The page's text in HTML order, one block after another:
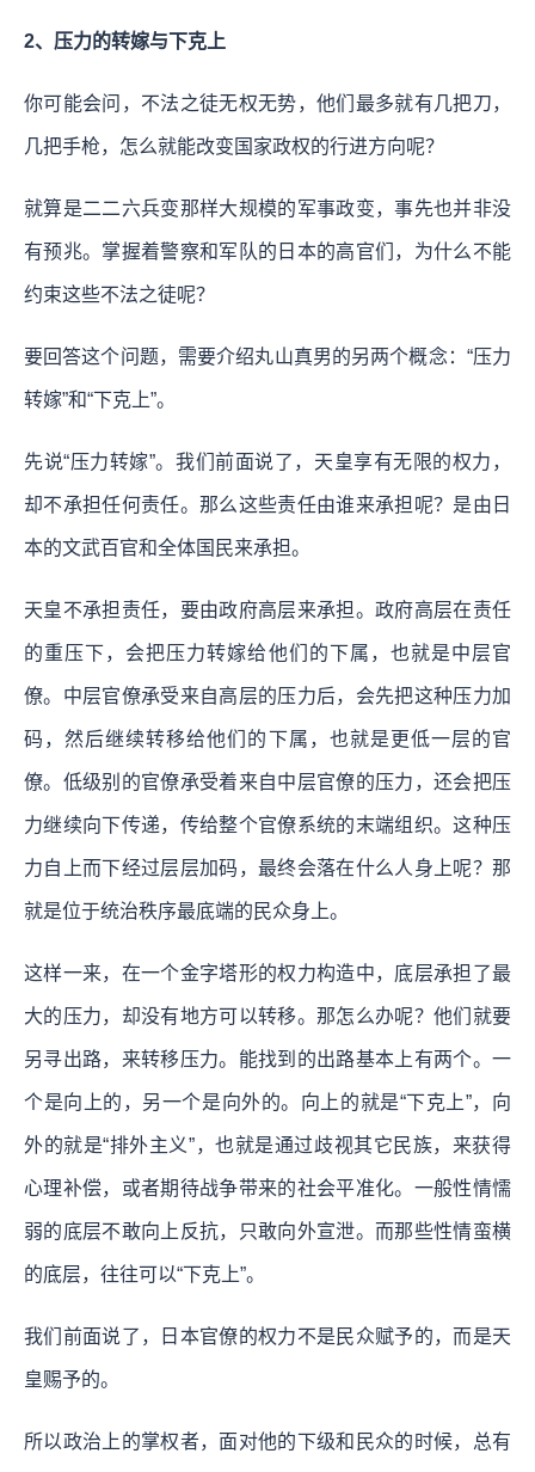
2、压力的转嫁与下克上
你可能会问，不法之徒无权无势，他们最多就有几把刀，
几把手枪，怎么就能改变国家政权的行进方向呢？
就算是二二六兵变那样大规模的军事政变，事先也并非没
有预兆。掌握着警察和军队的日本的高官们，为什么不能
约束这些不法之徒呢？
要回答这个问题，需要介绍丸山真男的另两个概念：“压力
转嫁”和“下克上”。
先说“压力转嫁”。我们前面说了，天皇享有无限的权力，
却不承担任何责任。那么这些责任由谁来承担呢？是由日
本的文武百官和全体国民来承担。
天皇不承担责任，要由政府高层来承担。政府高层在责任
的重压下，会把压力转嫁给他们的下属，也就是中层官
僚。中层官僚承受来自高层的压力后，会先把这种压力加
码，然后继续转移给他们的下属，也就是更低一层的官
僚。低级别的官僚承受着来自中层官僚的压力，还会把压
力继续向下传递，传给整个官僚系统的末端组织。这种压
力自上而下经过层层加码，最终会落在什么人身上呢？那
就是位于统治秩序最底端的民众身上。
这样一来，在一个金字塔形的权力构造中，底层承担了最
大的压力，却没有地方可以转移。那怎么办呢？他们就要
另寻出路，来转移压力。能找到的出路基本上有两个。一
个是向上的，另一个是向外的。向上的就是“下克上”，向
外的就是“排外主义”，也就是通过歧视其它民族，来获得
心理补偿，或者期待战争带来的社会平准化。一般性情懦
弱的底层不敢向上反抗，只敢向外宣泄。而那些性情蛮横
的底层，往往可以“下克上”。
我们前面说了，日本官僚的权力不是民众赋予的，而是天
皇赐予的。
所以政治上的掌权者，面对他的下级和民众的时候，总有